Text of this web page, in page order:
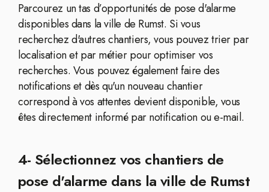
Parcourez un tas d’opportunités de pose d'alarme
disponibles dans la ville de Rumst. Si vous
recherchez d'autres chantiers, vous pouvez trier par
localisation et par métier pour optimiser vos
recherches. Vous pouvez également faire des
notifications et dès qu'un nouveau chantier
correspond à vos attentes devient disponible, vous
êtes directement informé par notification ou e-mail.
4- Sélectionnez vos chantiers de
pose d'alarme dans la ville de Rumst